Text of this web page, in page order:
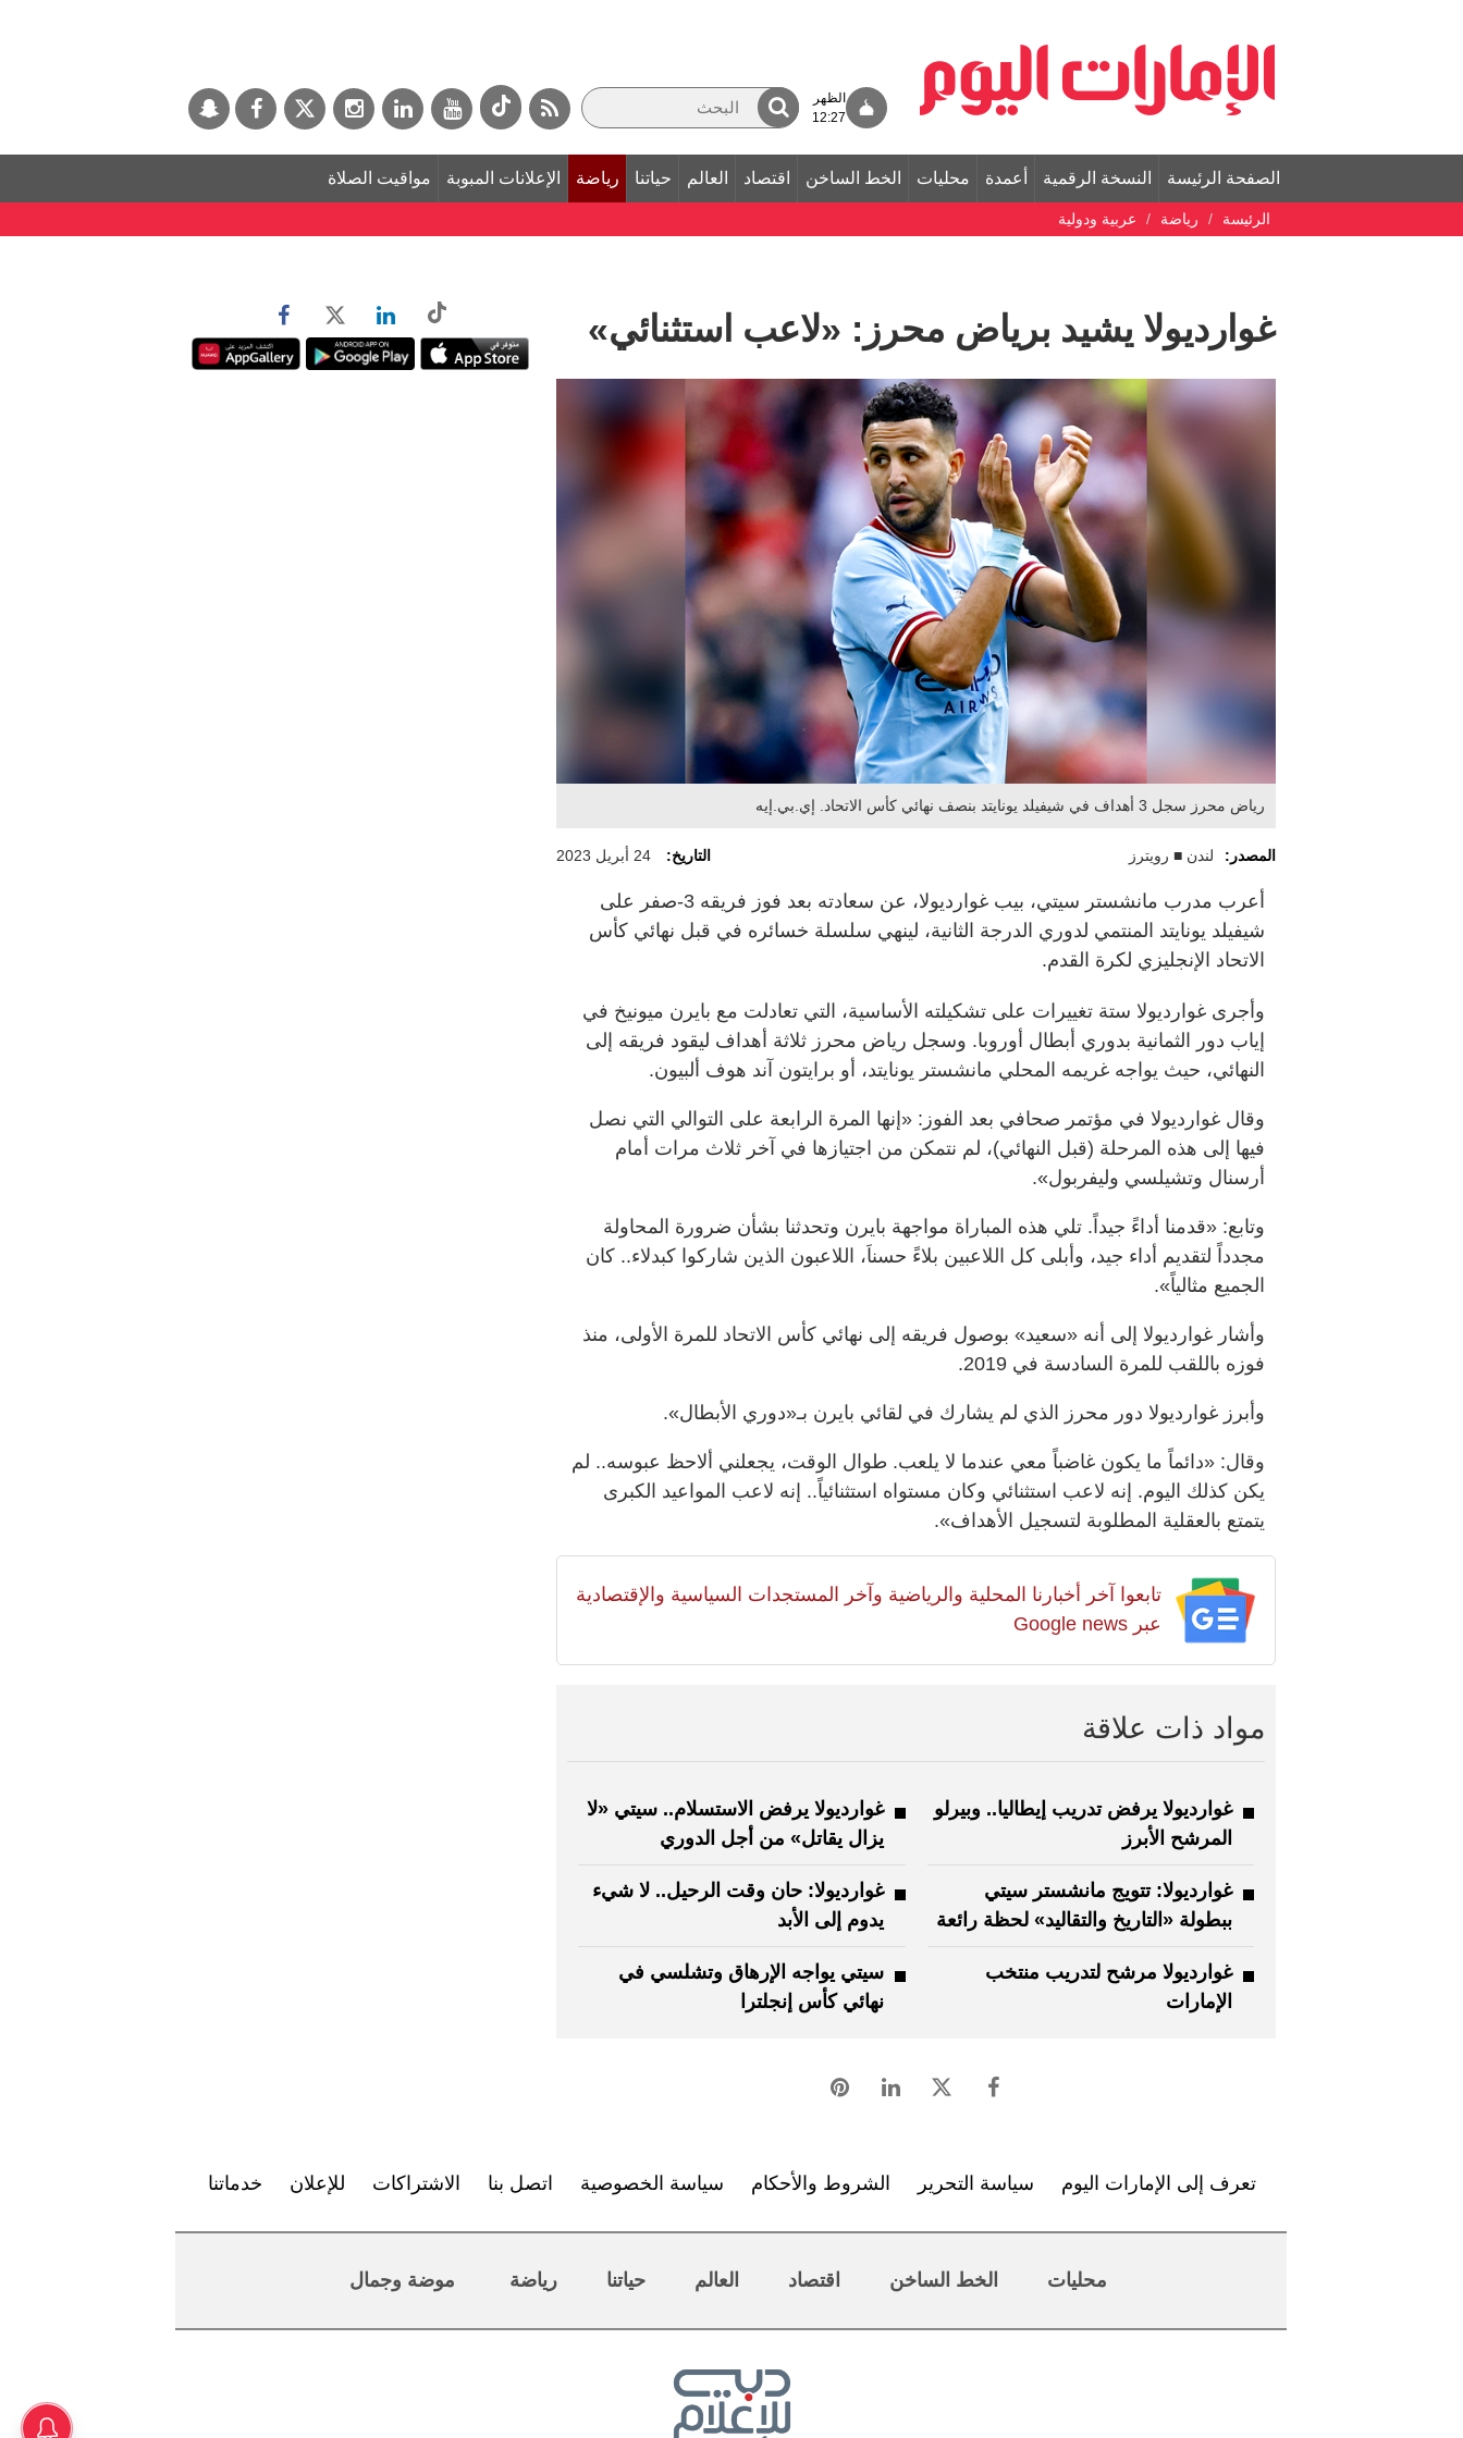
الظهر
12:27
الصفحة الرئيسة النسخة الرقمية أعمدة محليات الخط الساخن اقتصاد العالم حياتنا رياضة الإعلانات المبوبة مواقيت الصلاة
الرئيسة رياضة عربية ودولية
غوارديولا يشيد برياض محرز: «لاعب استثنائي»
رياض محرز سجل 3 أهداف في شيفيلد يونايتد بنصف نهائي كأس الاتحاد. إي.بي.إيه
المصدر: لندن ■ رويترز التاريخ: 24 أبريل 2023
أعرب مدرب مانشستر سيتي، بيب غوارديولا، عن سعادته بعد فوز فريقه 3-صفر على
شيفيلد يونايتد المنتمي لدوري الدرجة الثانية، لينهي سلسلة خسائره في قبل نهائي كأس
الاتحاد الإنجليزي لكرة القدم.
وأجرى غوارديولا ستة تغييرات على تشكيلته الأساسية، التي تعادلت مع بايرن ميونيخ في
إياب دور الثمانية بدوري أبطال أوروبا. وسجل رياض محرز ثلاثة أهداف ليقود فريقه إلى
النهائي، حيث يواجه غريمه المحلي مانشستر يونايتد، أو برايتون آند هوف ألبيون.
وقال غوارديولا في مؤتمر صحافي بعد الفوز: «إنها المرة الرابعة على التوالي التي نصل
فيها إلى هذه المرحلة (قبل النهائي)، لم نتمكن من اجتيازها في آخر ثلاث مرات أمام
أرسنال وتشيلسي وليفربول».
وتابع: «قدمنا أداءً جيداً. تلي هذه المباراة مواجهة بايرن وتحدثنا بشأن ضرورة المحاولة
مجدداً لتقديم أداء جيد، وأبلى كل اللاعبين بلاءً حسناَ، اللاعبون الذين شاركوا كبدلاء.. كان
الجميع مثالياً».
وأشار غوارديولا إلى أنه «سعيد» بوصول فريقه إلى نهائي كأس الاتحاد للمرة الأولى، منذ
فوزه باللقب للمرة السادسة في 2019.
وأبرز غوارديولا دور محرز الذي لم يشارك في لقائي بايرن بـ«دوري الأبطال».
وقال: «دائماً ما يكون غاضباً معي عندما لا يلعب. طوال الوقت، يجعلني ألاحظ عبوسه.. لم
يكن كذلك اليوم. إنه لاعب استثنائي وكان مستواه استثنائياً.. إنه لاعب المواعيد الكبرى
يتمتع بالعقلية المطلوبة لتسجيل الأهداف».
تابعوا آخر أخبارنا المحلية والرياضية وآخر المستجدات السياسية والإقتصادية
عبر Google news
مواد ذات علاقة
غوارديولا يرفض تدريب إيطاليا.. وبيرلو
المرشح الأبرز
غوارديولا يرفض الاستسلام.. سيتي «لا
يزال يقاتل» من أجل الدوري
غوارديولا: تتويج مانشستر سيتي
ببطولة «التاريخ والتقاليد» لحظة رائعة
غوارديولا: حان وقت الرحيل.. لا شيء
يدوم إلى الأبد
غوارديولا مرشح لتدريب منتخب
الإمارات
سيتي يواجه الإرهاق وتشلسي في
نهائي كأس إنجلترا
تعرف إلى الإمارات اليوم سياسة التحرير الشروط والأحكام سياسة الخصوصية اتصل بنا الاشتراكات للإعلان خدماتنا
محليات الخط الساخن اقتصاد العالم حياتنا رياضة موضة وجمال